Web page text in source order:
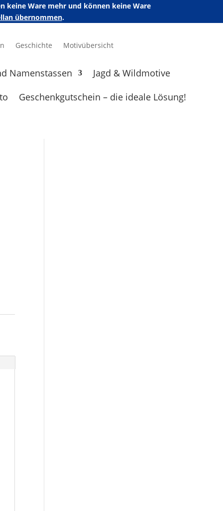
keine Ware mehr und können keine Ware
übernommen.
Geschichte Motivübersicht
Namenstassen
Jagd & Wildmotive
Geschenkgutschein – die ideale Lösung!